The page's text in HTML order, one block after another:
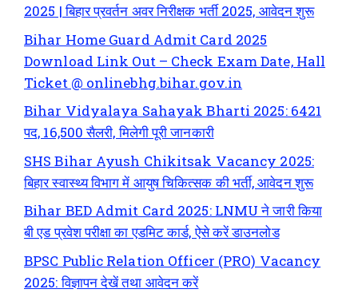
2025 | बिहार प्रवर्तन अवर निरीक्षक भर्ती 2025, आवेदन शुरू
Bihar Home Guard Admit Card 2025
Download Link Out – Check Exam Date, Hall
Ticket @ onlinebhg.bihar.gov.in
Bihar Vidyalaya Sahayak Bharti 2025: 6421
पद, 16,500 सैलरी, मिलेगी पूरी जानकारी
SHS Bihar Ayush Chikitsak Vacancy 2025:
बिहार स्वास्थ्य विभाग में आयुष चिकित्सक की भर्ती, आवेदन शुरू
Bihar BED Admit Card 2025: LNMU ने जारी किया
बी एड प्रवेश परीक्षा का एडमिट कार्ड, ऐसे करें डाउनलोड
BPSC Public Relation Officer (PRO) Vacancy
2025: विज्ञापन देखें तथा आवेदन करें